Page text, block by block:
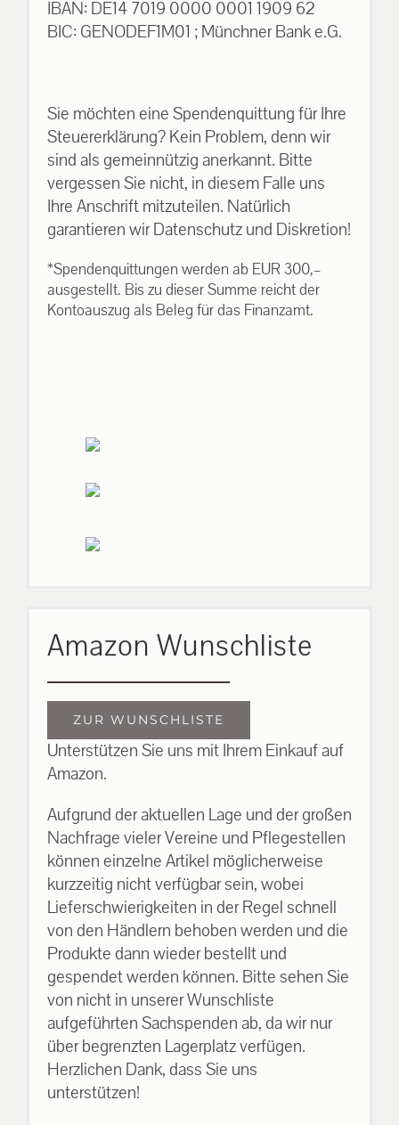
IBAN: DE14 7019 0000 0001 1909 62
BIC: GENODEF1M01 ; Münchner Bank e.G.
Sie möchten eine Spendenquittung für Ihre
Steuererklärung? Kein Problem, denn wir
sind als gemeinnützig anerkannt. Bitte
vergessen Sie nicht, in diesem Falle uns
Ihre Anschrift mitzuteilen. Natürlich
garantieren wir Datenschutz und Diskretion!
*Spendenquittungen werden ab EUR 300,–
ausgestellt. Bis zu dieser Summe reicht der
Kontoauszug als Beleg für das Finanzamt.
Amazon Wunschliste
ZUR WUNSCHLISTE
Unterstützen Sie uns mit Ihrem Einkauf auf
Amazon.
Aufgrund der aktuellen Lage und der großen
Nachfrage vieler Vereine und Pflegestellen
können einzelne Artikel möglicherweise
kurzzeitig nicht verfügbar sein, wobei
Lieferschwierigkeiten in der Regel schnell
von den Händlern behoben werden und die
Produkte dann wieder bestellt und
gespendet werden können. Bitte sehen Sie
von nicht in unserer Wunschliste
aufgeführten Sachspenden ab, da wir nur
über begrenzten Lagerplatz verfügen.
Herzlichen Dank, dass Sie uns
unterstützen!